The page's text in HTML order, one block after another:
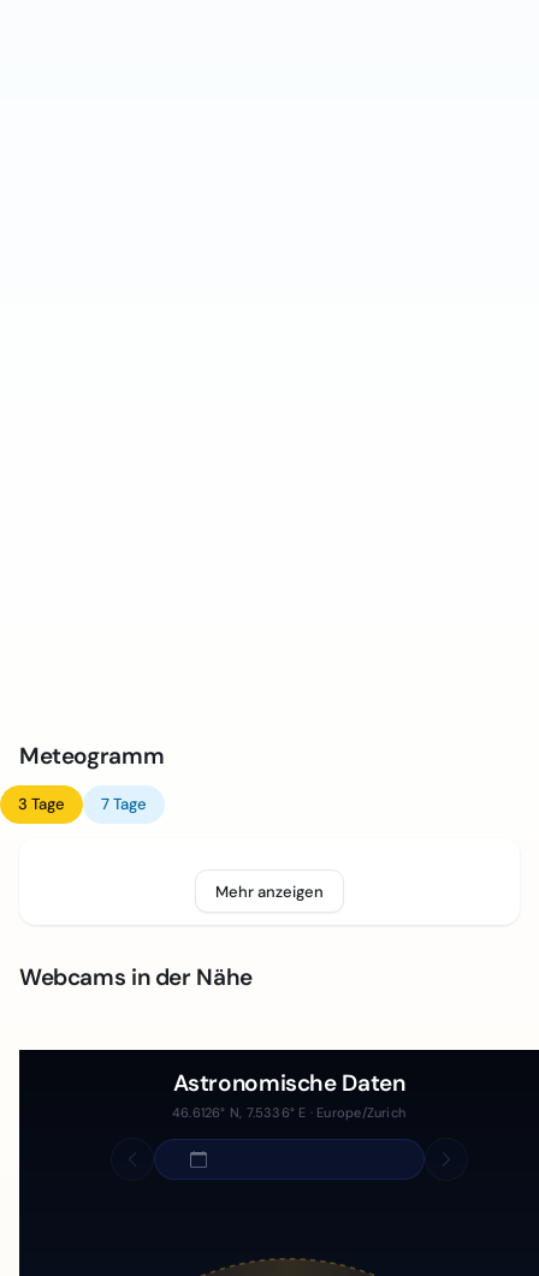
Meteogramm
3 Tage 7 Tage
Mehr anzeigen
Webcams in der Nähe
Astronomische Daten
46.6126° N, 7.5336° E · Europe/Zurich